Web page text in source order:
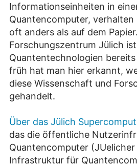
Informationseinheiten in
Quantencomputer, verhalten
oft anders als auf dem
Forschungszentrum Jülich
Quantentechnologien
früh hat man hier erkannt,
diese Wissenschaft und
gehandelt.
Über das Jülich
das die öffentliche
Quantencomputer
Infrastruktur für